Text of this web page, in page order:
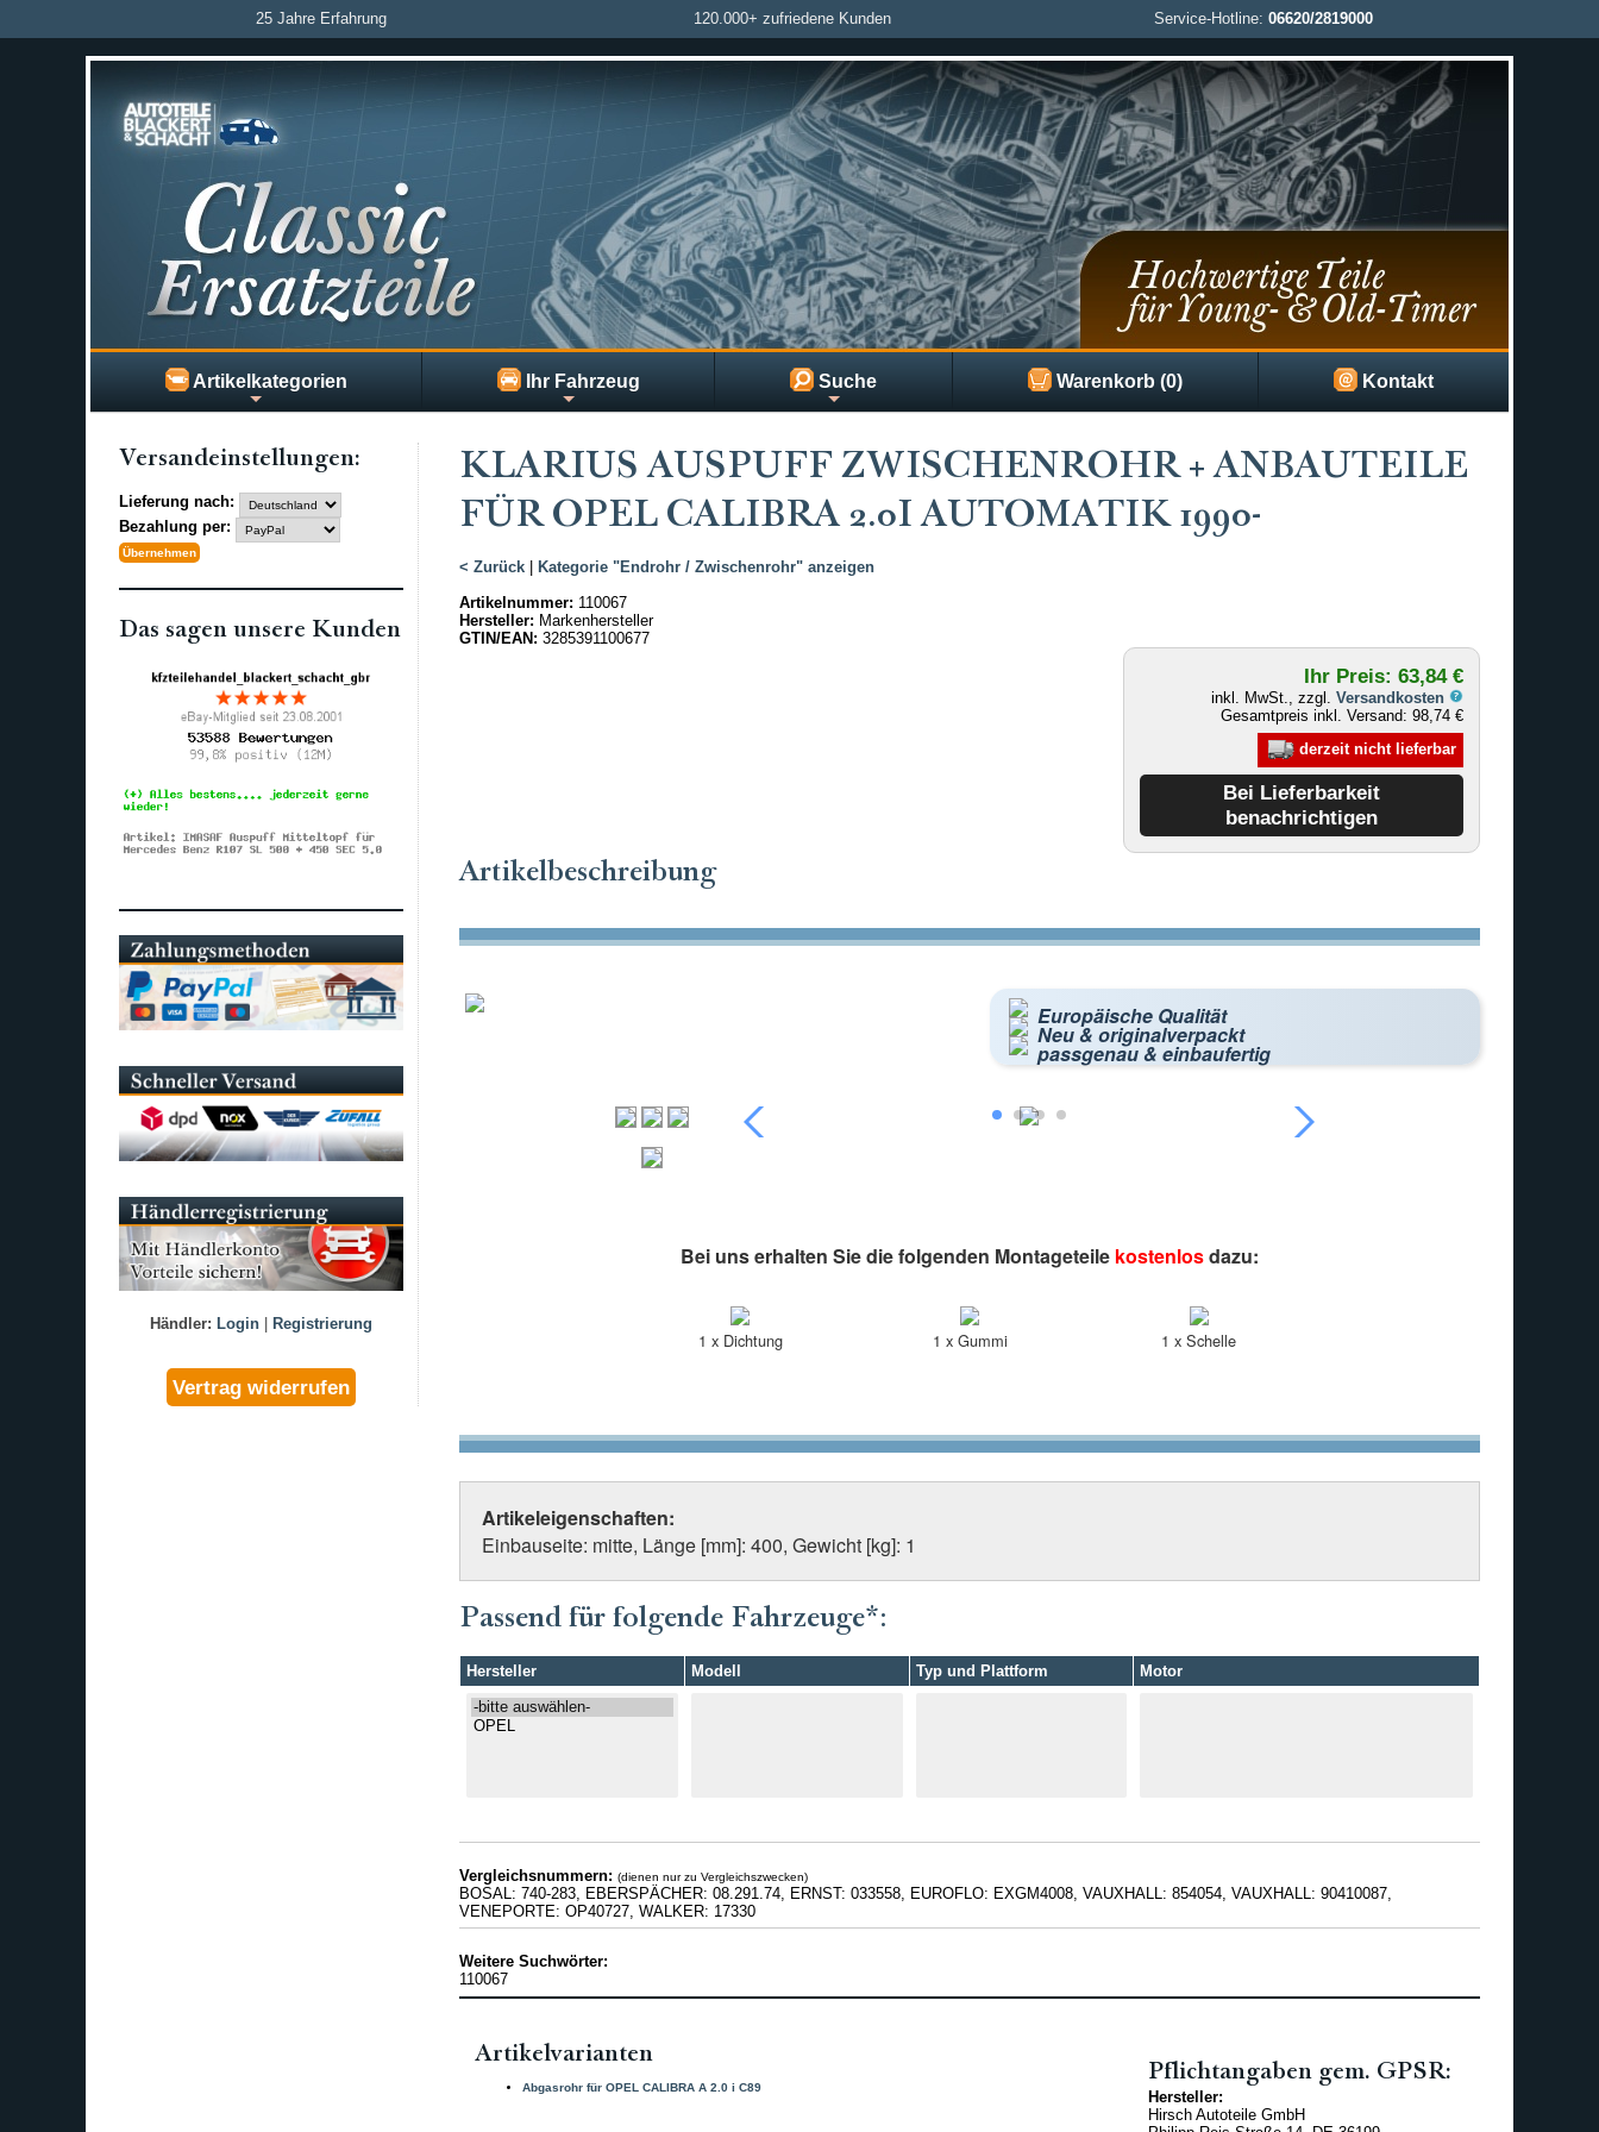
25 Jahre Erfahrung 120.000+ zufriedene Kunden Service-Hotline: 06620/2819000
Artikelkategorien Ihr Fahrzeug Suche Warenkorb (0) Kontakt
KLARIUS AUSPUFF ZWISCHENROHR + ANBAUTEILE
FÜR OPEL CALIBRA 2.0I AUTOMATIK 1990-
< Zurück|
Kategorie "Endrohr / Zwischenrohr" anzeigen
Artikelnummer: 110067
Hersteller: Markenhersteller
GTIN/EAN: 3285391100677
Ihr Preis: 63,84 €
inkl. MwSt., zzgl.Versandkosten
Gesamtpreis inkl. Versand: 98,74 €
derzeit nicht lieferbar
Artikelbeschreibung
Europäische Qualität
Neu & originalverpackt
passgenau & einbaufertig
Bei uns erhalten Sie die folgenden Montageteile kostenlosdazu:
1 x Dichtung 1 x Gummi 1 x Schelle
Artikeleigenschaften:
Einbauseite: mitte, Länge [mm]: 400, Gewicht [kg]: 1
Passend für folgende Fahrzeuge*:
Hersteller Modell Typ und Plattform Motor
Vergleichsnummern: (dienen nur zu Vergleichszwecken)
BOSAL: 740-283, EBERSPÄCHER: 08.291.74, ERNST: 033558, EUROFLO: EXGM4008, VAUXHALL: 854054, VAUXHALL: 90410087,
VENEPORTE: OP40727, WALKER: 17330
Weitere Suchwörter:
110067
Artikelvarianten
Abgasrohr für OPEL CALIBRA A 2.0 i C89
Pflichtangaben gem. GPSR:
Hersteller:
Hirsch Autoteile GmbH
Versand­einstellungen:
Lieferung nach:
Bezahlung per:
Das sagen unsere Kunden
Händler: Login| Registrierung